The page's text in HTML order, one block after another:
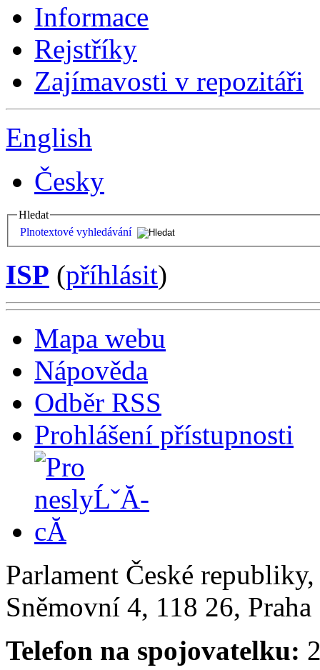
Informace
Rejstříky
Zajímavosti v repozitáři
English
Česky
Hledat
Plnotextové vyhledávání
ISP (příhlásit)
Mapa webu
Nápověda
Odběr RSS
Prohlášení přístupnosti
Parlament České
Sněmovní 4, 118 26,
Telefon na spojovatelku: